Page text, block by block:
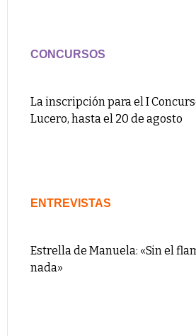
CONCURSOS
La inscripción para el I
Lucero, hasta el 20 de agosto
ENTREVISTAS
Estrella de Manuela: «Sin el
nada»